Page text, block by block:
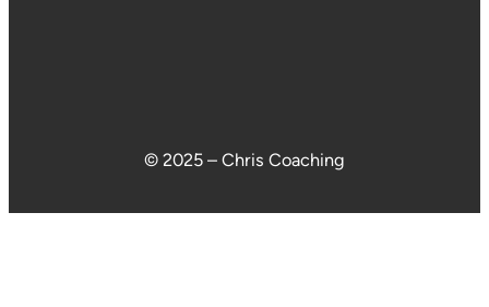
© 2025 – Chris Coaching